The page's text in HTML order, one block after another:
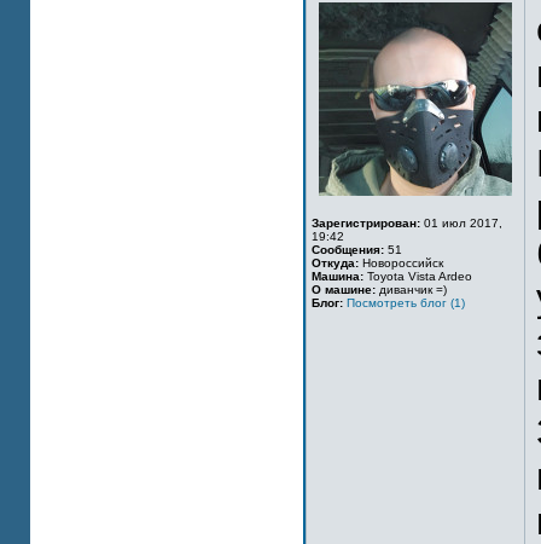
Зарегистрирован: 01 июл 2017,
19:42
Сообщения: 51
Откуда: Новороссийск
Машина: Toyota Vista Ardeo
О машине: диванчик =)
Блог: Посмотреть блог (1)